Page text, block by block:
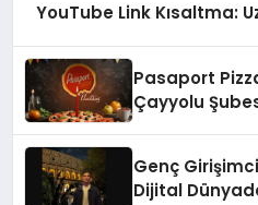
YouTube Link Kısaltma:
Pasaport
Çayyolu
Genç
Dijital